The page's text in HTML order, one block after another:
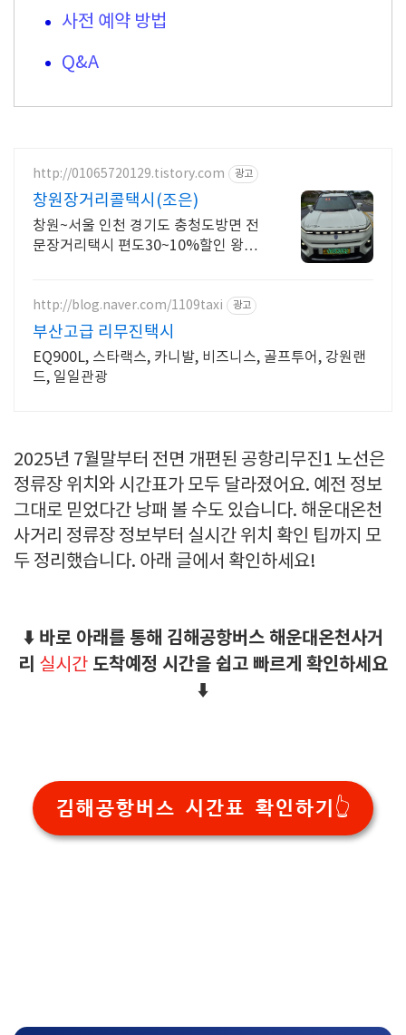
사전 예약 방법
Q&A
http://01065720129.tistory.com 광고
창원장거리콜택시(조은)
창원~서울 인천 경기도 충청도방면 전
문장거리택시 편도30~10%할인 왕복
http://blog.naver.com/1109taxi 광고
부산고급 리무진택시
EQ900L, 스타랙스, 카니발, 비즈니스, 골프투어, 강원랜
드, 일일관광
2025년 7월말부터 전면 개편된 공항리무진1 노선은
정류장 위치와 시간표가 모두 달라졌어요. 예전 정보
그대로 믿었다간 낭패 볼 수도 있습니다. 해운대온천
사거리 정류장 정보부터 실시간 위치 확인 팁까지 모
두 정리했습니다. 아래 글에서 확인하세요!
⬇️ 바로 아래를 통해 김해공항버스 해운대온천사거
리 실시간 도착예정 시간을 쉽고 빠르게 확인하세요
⬇️
김해공항버스 시간표 확인하기👆